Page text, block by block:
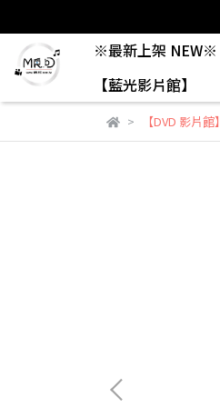
※最新上架 NEW※
【藍光影片館】
【DVD 影片館】